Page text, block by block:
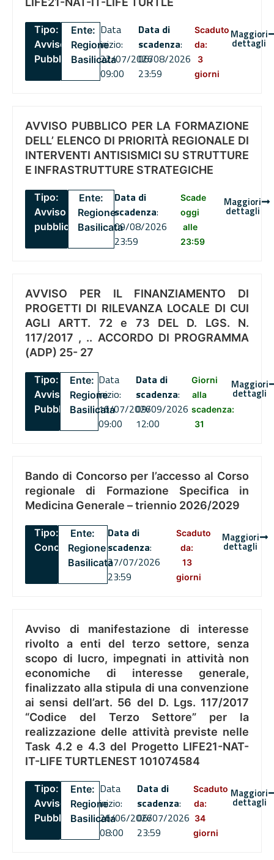
Tipo:
Avviso
Pubblico
Ente:
Regione
Basilicata
Data
inizio:
22/07/2026
09:00
Data di
scadenza:
06/08/2026
23:59
Scaduto
da:
3
giorni
Maggiori
dettagli
AVVISO PUBBLICO PER LA FORMAZIONE
DELL’ ELENCO DI PRIORITÀ REGIONALE DI
INTERVENTI ANTISISMICI SU STRUTTURE
E INFRASTRUTTURE STRATEGICHE
Tipo:
Avviso
pubblico
Ente:
Regione
Basilicata
Data di
scadenza:
09/08/2026
23:59
Scade
oggi
alle
23:59
Maggiori
dettagli
AVVISO PER IL FINANZIAMENTO DI
PROGETTI DI RILEVANZA LOCALE DI CUI
AGLI ARTT. 72 e 73 DEL D. LGS. N.
117/2017 , .. ACCORDO DI PROGRAMMA
(ADP) 25- 27
Tipo:
Avviso
Pubblico
Ente:
Regione
Basilicata
Data
inizio:
16/07/2026
09:00
Data di
scadenza:
09/09/2026
12:00
Giorni
alla
scadenza:
31
Maggiori
dettagli
Bando di Concorso per l’accesso al Corso
regionale di Formazione Specifica in
Medicina Generale – triennio 2026/2029
Tipo:
Concorsi
Ente:
Regione
Basilicata
Data di
scadenza:
27/07/2026
23:59
Scaduto
da:
13
giorni
Maggiori
dettagli
Avviso di manifestazione di interesse
rivolto a enti del terzo settore, senza
scopo di lucro, impegnati in attività non
economiche di interesse generale,
finalizzato alla stipula di una convenzione
ai sensi dell’art. 56 del D. Lgs. 117/2017
“Codice del Terzo Settore” per la
realizzazione delle attività previste nelle
Task 4.2 e 4.3 del Progetto LIFE21-NAT-
IT-LIFE TURTLENEST 101074584
Tipo:
Avviso
Pubblico
Ente:
Regione
Basilicata
Data
inizio:
26/06/2026
08:00
Data di
scadenza:
06/07/2026
23:59
Scaduto
da:
34
giorni
Maggiori
dettagli